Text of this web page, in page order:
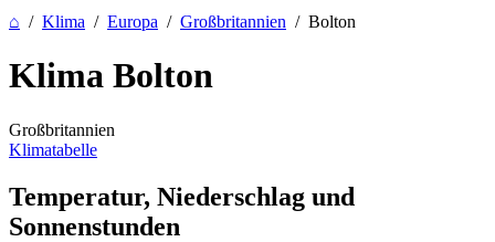
⌂ / Klima / Europa / Großbritannien / Bolton
Klima Bolton
Großbritannien
Klimatabelle
Temperatur, Niederschlag und
Sonnenstunden